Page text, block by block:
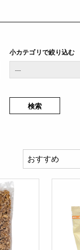
小カテゴリで絞り込む
検索